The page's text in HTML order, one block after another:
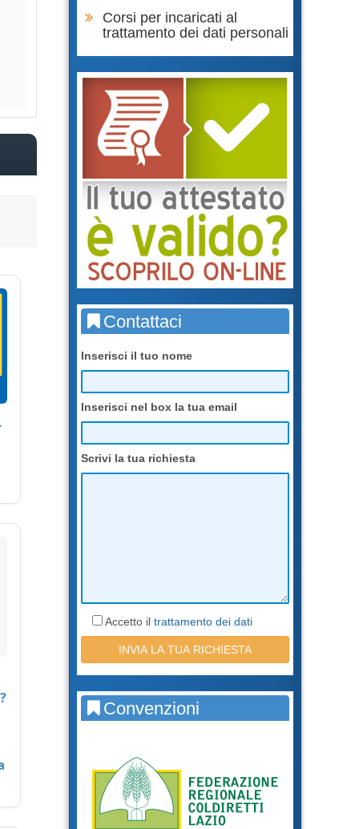
Corsi per incaricati al
trattamento dei dati personali
Contattaci
Inserisci il tuo nome
Inserisci nel box la tua email
Scrivi la tua richiesta
Accetto il trattamento dei dati
Convenzioni